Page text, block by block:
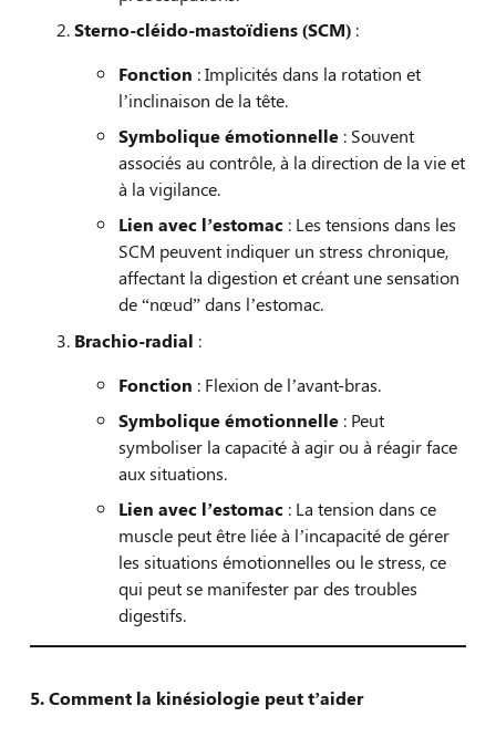
Sterno-cléido-mastoïdiens (SCM) :
Fonction : Implicités dans la rotation et
l’inclinaison de la tête.
Symbolique émotionnelle : Souvent
associés au contrôle, à la direction de la vie et
à la vigilance.
Lien avec l’estomac : Les tensions dans les
SCM peuvent indiquer un stress chronique,
affectant la digestion et créant une sensation
de “nœud” dans l’estomac.
Brachio-radial :
Fonction : Flexion de l’avant-bras.
Symbolique émotionnelle : Peut
symboliser la capacité à agir ou à réagir face
aux situations.
Lien avec l’estomac : La tension dans ce
muscle peut être liée à l’incapacité de gérer
les situations émotionnelles ou le stress, ce
qui peut se manifester par des troubles
digestifs.
5. Comment la kinésiologie peut t’aider